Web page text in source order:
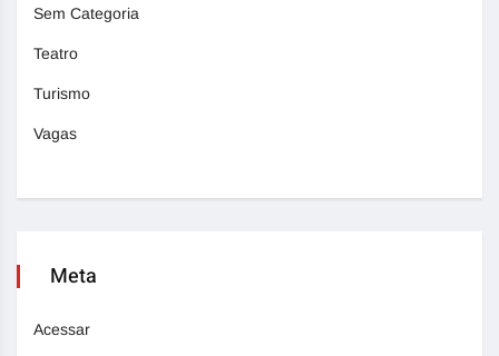
Sem Categoria
Teatro
Turismo
Vagas
Meta
Acessar